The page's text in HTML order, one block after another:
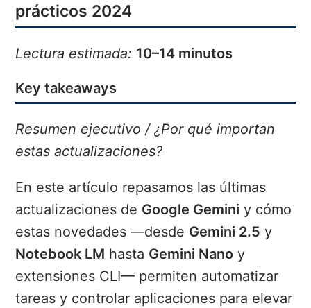
prácticos 2024
Lectura estimada: 10–14 minutos
Key takeaways
Resumen ejecutivo / ¿Por qué importan
estas actualizaciones?
En este artículo repasamos las últimas
actualizaciones de Google Gemini y cómo
estas novedades —desde Gemini 2.5 y
Notebook LM hasta Gemini Nano y
extensiones CLI— permiten automatizar
tareas y controlar aplicaciones para elevar